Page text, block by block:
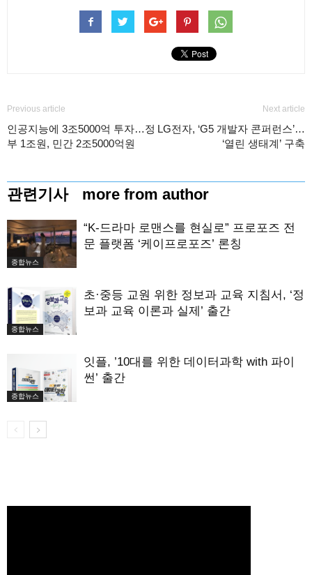
Previous article
인공지능에 3조5000억 투자…정
부 1조원, 민간 2조5000억원
Next article
LG전자, ‘G5 개발자 콘퍼런스’…
‘열린 생태계’ 구축
관련기사 more from author
종합뉴스
“K-드라마 로맨스를 현실로” 프로포즈 전
문 플랫폼 ‘케이프로포즈’ 론칭
종합뉴스
초·중등 교원 위한 정보과 교육 지침서, ‘정
보과 교육 이론과 실제’ 출간
종합뉴스
잇플, ’10대를 위한 데이터과학 with 파이
썬’ 출간